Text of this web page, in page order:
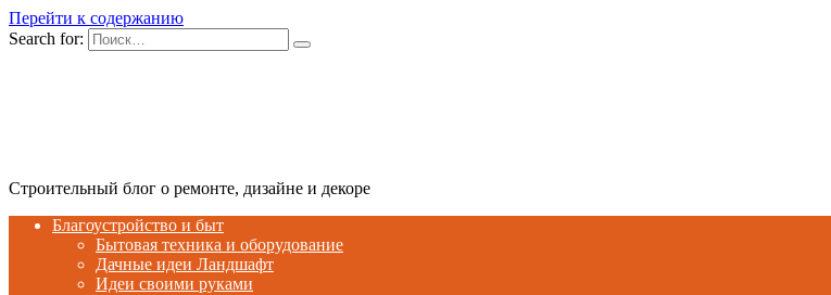
Перейти к содержанию
Search for:
Строительный блог о ремонте, дизайне и декоре
Благоустройство и быт
Бытовая техника и оборудование
Дачные идеи Ландшафт
Идеи своими руками